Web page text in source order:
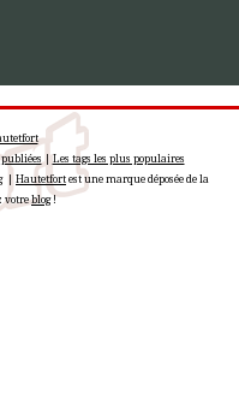
|Les tags les plus populaires
| Hautetfortest une marque déposée de la
votreblog!